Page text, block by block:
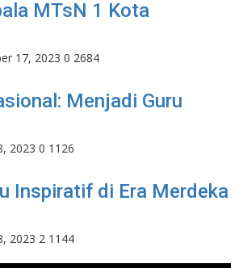
MTsN 1 Kota
17, 2023 0 2684
Menjadi Guru
2023 0 1126
Inspiratif di Era Merdeka
2023 2 1144